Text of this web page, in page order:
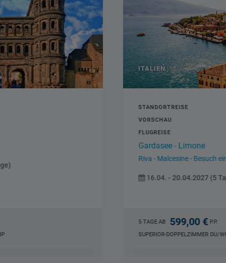
ITALIEN
SUPERIOR-DOPPELZIMMER DU/WC LIMONE, AI